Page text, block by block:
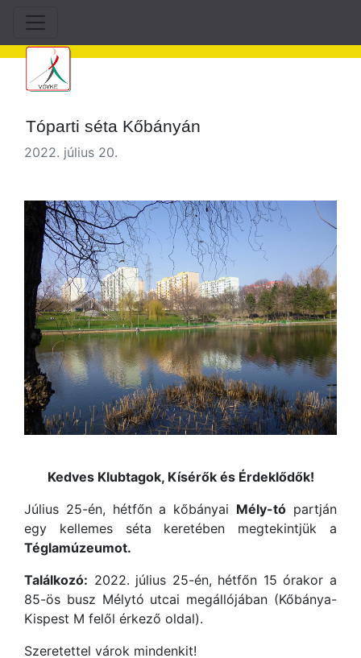
Tóparti séta Kőbányán
2022. július 20.
Kedves Klubtagok, Kísérők és Érdeklődők!
Július 25-én, hétfőn a kőbányai Mély-tó partján
egy kellemes séta keretében megtekintjük a
Téglamúzeumot.
Találkozó: 2022. július 25-én, hétfőn 15 órakor a
85-ös busz Mélytó utcai megállójában (Kőbánya-
Kispest M felől érkező oldal).
Szeretettel várok mindenkit!